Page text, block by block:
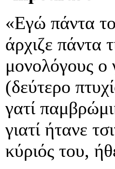
«Εγώ πάντα
άρχιζε πάντα
μονολόγους
(δεύτερο
γατί
γιατί ήτανε
κύριός του,